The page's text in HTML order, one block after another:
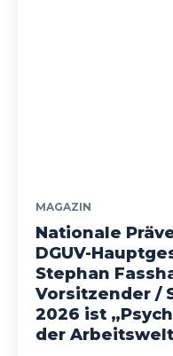
MAGAZIN
Nationale
DGUV-
Stephan
Vorsitzender /
2026 ist
der